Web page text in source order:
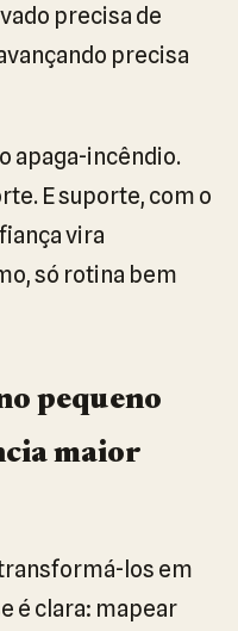
precisa de
precisa
apaga-incêndio.
E suporte, com o
vira
só rotina bem
pequeno
maior
los em
é clara: mapear